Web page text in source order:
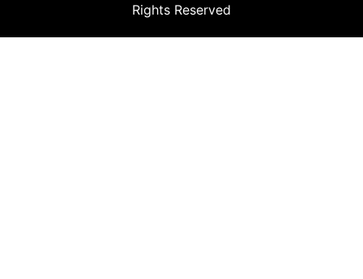
Rights Reserved